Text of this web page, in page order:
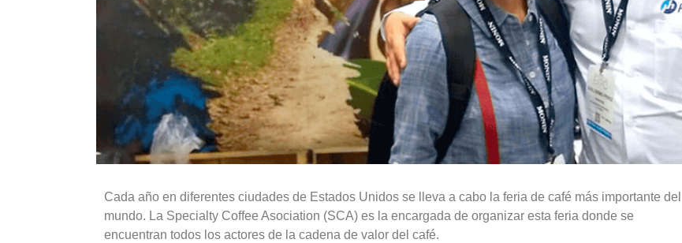
Cada año en diferentes ciudades de Estados Unidos se lleva a cabo la feria de café más importante del
mundo. La Specialty Coffee Asociation (SCA) es la encargada de organizar esta feria donde se
encuentran todos los actores de la cadena de valor del café.